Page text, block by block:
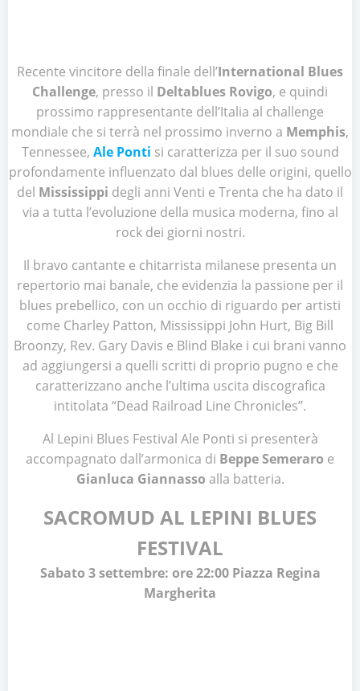
Recente vincitore della finale dell’International Blues
Challenge, presso il Deltablues Rovigo, e quindi
prossimo rappresentante dell’Italia al challenge
mondiale che si terrà nel prossimo inverno a Memphis,
Tennessee, Ale Ponti si caratterizza per il suo sound
profondamente influenzato dal blues delle origini, quello
del Mississippi degli anni Venti e Trenta che ha dato il
via a tutta l’evoluzione della musica moderna, fino al
rock dei giorni nostri.
Il bravo cantante e chitarrista milanese presenta un
repertorio mai banale, che evidenzia la passione per il
blues prebellico, con un occhio di riguardo per artisti
come Charley Patton, Mississippi John Hurt, Big Bill
Broonzy, Rev. Gary Davis e Blind Blake i cui brani vanno
ad aggiungersi a quelli scritti di proprio pugno e che
caratterizzano anche l’ultima uscita discografica
intitolata “Dead Railroad Line Chronicles”.
Al Lepini Blues Festival Ale Ponti si presenterà
accompagnato dall’armonica di Beppe Semeraro e
Gianluca Giannasso alla batteria.
SACROMUD AL LEPINI BLUES
FESTIVAL
Sabato 3 settembre: ore 22:00 Piazza Regina
Margherita